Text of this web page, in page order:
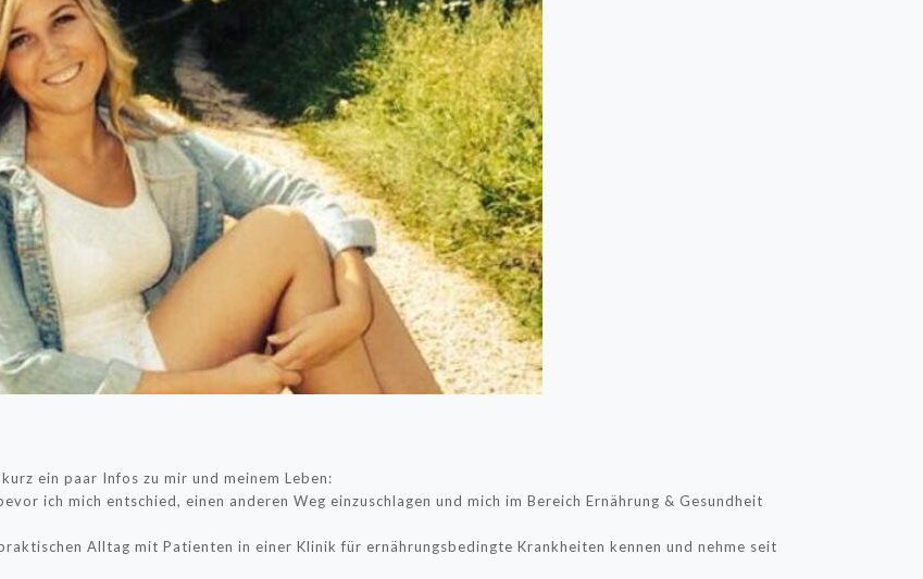
ein paar Infos zu mir und meinem Leben:
ich mich entschied, einen anderen Weg einzuschlagen und mich im Bereich Ernährung & Gesundheit
Alltag mit Patienten in einer Klinik für ernährungsbedingte Krankheiten kennen und nehme seit